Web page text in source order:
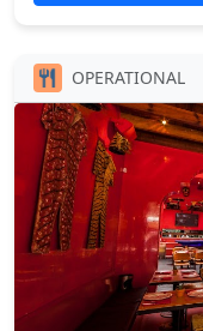
OPERATIONAL